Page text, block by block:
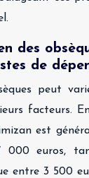
des
de
peut
facteurs.
est
euros,
entre 3 500